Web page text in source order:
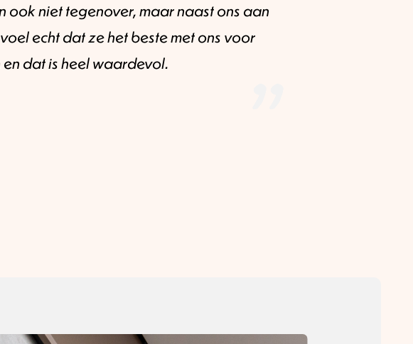
ook niet tegenover, maar naast ons aan
echt dat ze het beste met ons voor
dat is heel waardevol.